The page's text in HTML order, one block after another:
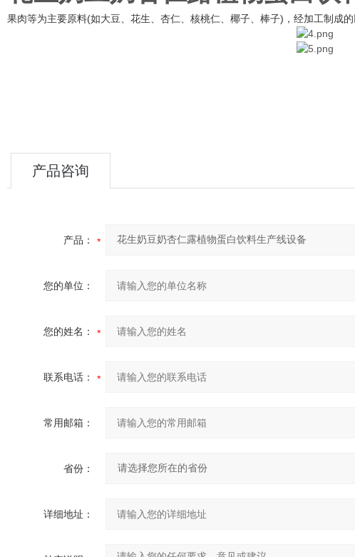
果肉等为主要原料(如大豆、花生、杏仁、核桃仁、椰子、棒子)，经加工制成
产品咨询
产品：
您的单位：
您的姓名：
联系电话：
常用邮箱：
省份：
详细地址：